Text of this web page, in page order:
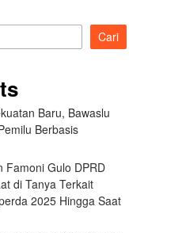
Cari
Baru, Bawaslu
Berbasis
Famoni Gulo DPRD
di Tanya Terkait
2025 Hingga Saat